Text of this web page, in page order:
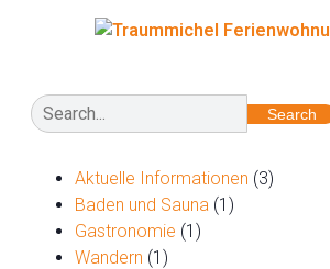
Search
Aktuelle Informationen (3)
Baden und Sauna (1)
Gastronomie (1)
Wandern (1)